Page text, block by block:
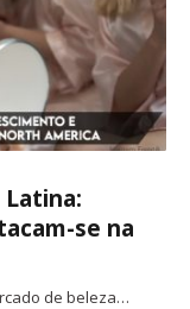
se na
de beleza…